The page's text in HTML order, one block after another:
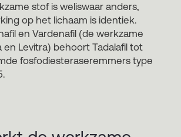
stof is weliswaar anders,
op het lichaam is identiek.
en Vardenafil (de werkzame
en Levitra) behoort Tadalafil tot
fosfodiesteraseremmers type